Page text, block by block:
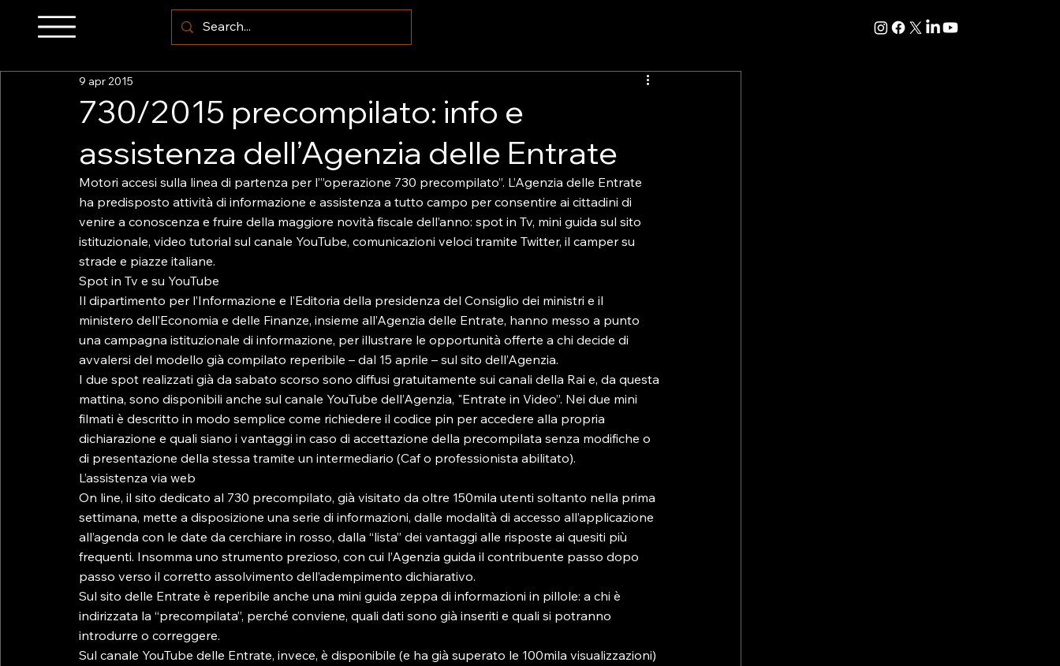
730/2015 precompilato: info e
assistenza dell’Agenzia delle Entrate
9 apr 2015
Motori accesi sulla linea di partenza per l’”operazione 730 precompilato”. L’Agenzia delle Entrate
ha predisposto attività di informazione e assistenza a tutto campo per consentire ai cittadini di
venire a conoscenza e fruire della maggiore novità fiscale dell’anno: spot in Tv, mini guida sul sito
istituzionale, video tutorial sul canale YouTube, comunicazioni veloci tramite Twitter, il camper su
strade e piazze italiane.
Spot in Tv e su YouTube
Il dipartimento per l’Informazione e l’Editoria della presidenza del Consiglio dei ministri e il
ministero dell’Economia e delle Finanze, insieme all’Agenzia delle Entrate, hanno messo a punto
una campagna istituzionale di informazione, per illustrare le opportunità offerte a chi decide di
avvalersi del modello già compilato reperibile – dal 15 aprile – sul sito dell’Agenzia.
I due spot realizzati già da sabato scorso sono diffusi gratuitamente sui canali della Rai e, da questa
mattina, sono disponibili anche sul canale YouTube dell’Agenzia, "Entrate in Video”. Nei due mini
filmati è descritto in modo semplice come richiedere il codice pin per accedere alla propria
dichiarazione e quali siano i vantaggi in caso di accettazione della precompilata senza modifiche o
di presentazione della stessa tramite un intermediario (Caf o professionista abilitato).
L’assistenza via web
On line, il sito dedicato al 730 precompilato, già visitato da oltre 150mila utenti soltanto nella prima
settimana, mette a disposizione una serie di informazioni, dalle modalità di accesso all’applicazione
all’agenda con le date da cerchiare in rosso, dalla “lista” dei vantaggi alle risposte ai quesiti più
frequenti. Insomma uno strumento prezioso, con cui l’Agenzia guida il contribuente passo dopo
passo verso il corretto assolvimento dell’adempimento dichiarativo.
Sul sito delle Entrate è reperibile anche una mini guida zeppa di informazioni in pillole: a chi è
indirizzata la “precompilata”, perché conviene, quali dati sono già inseriti e quali si potranno
introdurre o correggere.
Sul canale YouTube delle Entrate, invece, è disponibile (e ha già superato le 100mila visualizzazioni)